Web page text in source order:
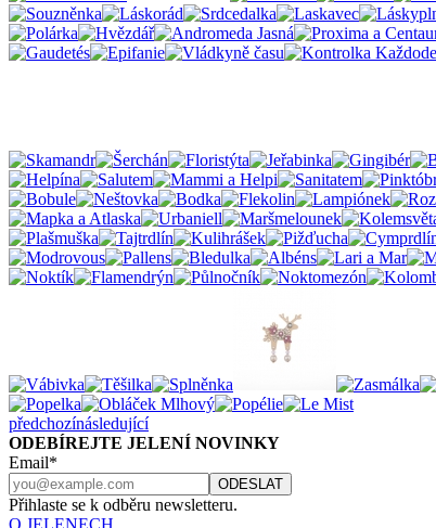
předchozínásledující
ODEBÍREJTE JELENÍ NOVINKY
Email*
Přihlaste se k odběru newsletteru.
O JELENECH